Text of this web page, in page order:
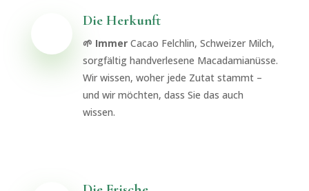
Die Herkunft
🌱 Immer Cacao Felchlin, Schweizer Milch,
sorgfältig handverlesene Macadamianüsse.
Wir wissen, woher jede Zutat stammt –
und wir möchten, dass Sie das auch
wissen.